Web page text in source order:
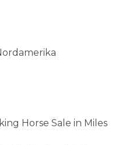
Horse Sale in Miles